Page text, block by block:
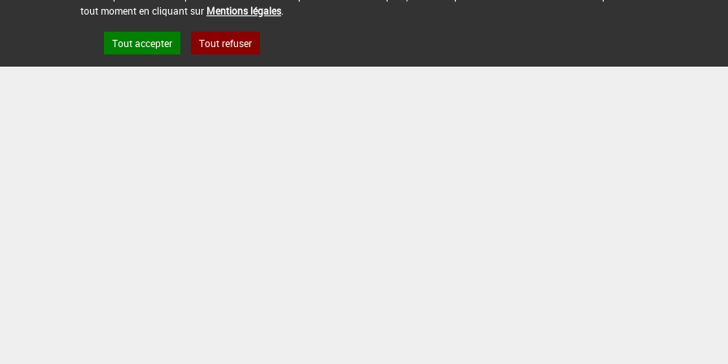
tout moment en cliquant sur Mentions légales
Tout accepter Tout refuser